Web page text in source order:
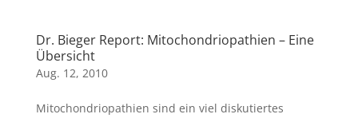
Dr. Bieger Report: Mitochondriopathien – Eine
Übersicht
Aug. 12, 2010
Mitochondriopathien sind ein viel diskutiertes